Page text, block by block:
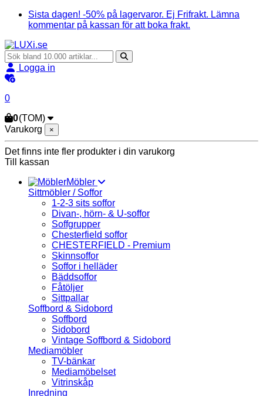
Sista dagen! -50% på lagervaror. Ej Frifrakt. Lämna
kommentar på kassan för att boka frakt.
Logga in
0
0(TOM)
Varukorg
×
Det finns inte fler produkter i din varukorg
Till kassan
Möbler
Sittmöbler / Soffor
1-2-3 sits soffor
Divan-, hörn- & U-soffor
Soffgrupper
Chesterfield soffor
CHESTERFIELD - Premium
Skinnsoffor
Soffor i helläder
Bäddsoffor
Fåtöljer
Sittpallar
Soffbord & Sidobord
Soffbord
Sidobord
Vintage Soffbord & Sidobord
Mediamöbler
TV-bänkar
Mediamöbelset
Vitrinskåp
Inredning